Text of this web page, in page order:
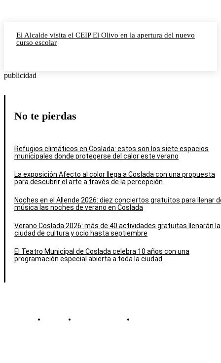
El Alcalde visita el CEIP El Olivo en la apertura del nuevo
curso escolar
publicidad
No te pierdas
Refugios climáticos en Coslada: estos son los siete espacios
municipales donde protegerse del calor este verano
La exposición Afecto al color llega a Coslada con una propuesta
para descubrir el arte a través de la percepción
Noches en el Allende 2026: diez conciertos gratuitos para llenar
música las noches de verano en Coslada
Verano Coslada 2026: más de 40 actividades gratuitas llenarán la
ciudad de cultura y ocio hasta septiembre
El Teatro Municipal de Coslada celebra 10 años con una
programación especial abierta a toda la ciudad
Contacto Política de cookies